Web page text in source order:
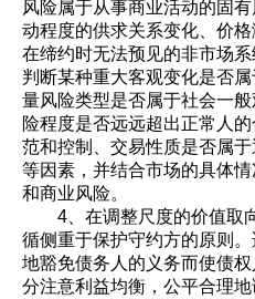
风险属于从事商业活动的固
动程度的供求关系变化、价
在缔约时无法预见的非市场
判断某种重大客观变化是否
量风险类型是否属于社会一
险程度是否远远超出正常人
范和控制、交易性质是否属于
等因素，并结合市场的具体
和商业风险。
4、在调整尺度的价值取
循侧重于保护守约方的原则
地豁免债务人的义务而使债
分注意利益均衡，公平合理